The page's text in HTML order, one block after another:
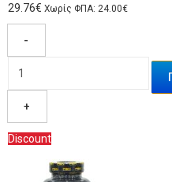
29.76€ Χωρίς ΦΠΑ: 24.00€
-
+
Discount